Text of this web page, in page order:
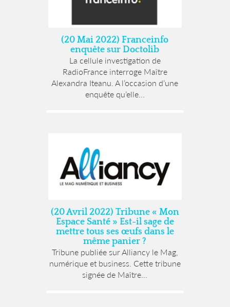
(20 Mai 2022) Franceinfo
enquête sur Doctolib
La cellule investigation de
RadioFrance interroge Maître
Alexandra Iteanu. A l’occasion d’une
enquête qu’elle...
(20 Avril 2022) Tribune « Mon
Espace Santé » Est-il sage de
mettre tous ses œufs dans le
même panier ?
Tribune publiée sur Alliancy le Mag,
numérique et business. Cette tribune
signée de Maître...